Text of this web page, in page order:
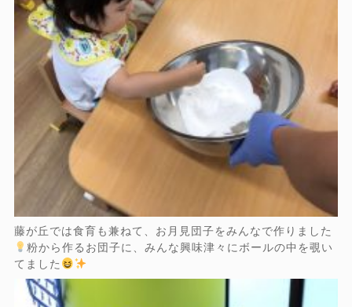
藤が丘では食育も兼ねて、お月見団子をみんなで作りました
粉から作るお団子に、みんな興味津々にボールの中を覗い
てました